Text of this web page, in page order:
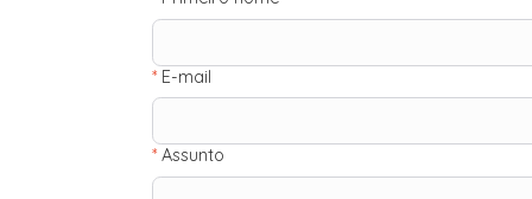
* E-mail
* Assunto